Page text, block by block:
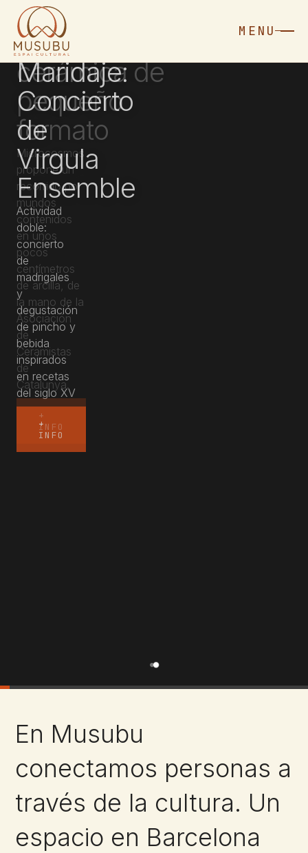
MENU
Microcosmos.
Exposición
cerámica de
pequeño
formato
Microcosmos
propone un
recorrido por
mundos
contenidos
en unos
pocos
centímetros
de arcilla, de
la mano de la
Asociación
de
Ceramistas
de
Catalunya.
+
INFO
En Musubu
conectamos personas a
través de la cultura. Un
espacio en Barcelona